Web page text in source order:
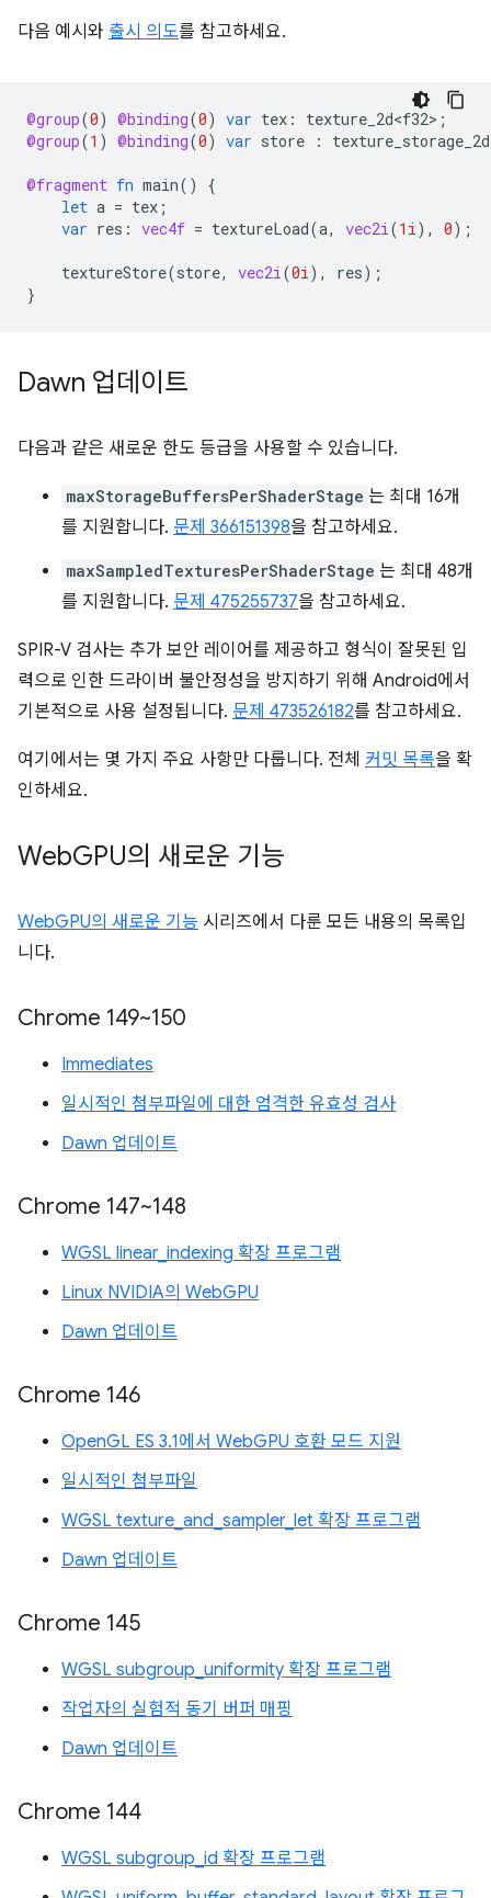
다음 예시와 출시 의도를 참고하세요.
@group(0) @binding(0) var tex : texture_2d<f32> ;
@group(1 ) @binding(0) var store :
@fragment fn main()
{
let a = tex ;
var res : vec4f = textureLoad(a, vec2i(1i), 0);
textureStore(store, vec2i(0i), res);
}
Dawn 업데이트
다음과 같은 새로운 한도 등급을 사용할 수 있습니다.
maxStorageBuffersPerShaderStage 는 최대 16개
를 지원합니다. 문제 366151398을 참고하세요.
maxSampledTexturesPerShaderStage 는 최대 48개
를 지원합니다. 문제 475255737을 참고하세요.
SPIR-V 검사는 추가 보안 레이어를 제공하고 형식이 잘못된 입
력으로 인한 드라이버 불안정성을 방지하기 위해 Android에서
기본적으로 사용 설정됩니다. 문제 473526182를 참고하세요.
여기에서는 몇 가지 주요 사항만 다룹니다. 전체 커밋 목록을 확
인하세요.
WebGPU의 새로운 기능
WebGPU의 새로운 기능 시리즈에서 다룬 모든 내용의 목록입
니다.
Chrome 149~150
Immediates
일시적인 첨부파일에 대한 엄격한 유효성 검사
Dawn 업데이트
Chrome 147~148
WGSL linear_indexing 확장 프로그램
Linux NVIDIA의 WebGPU
Dawn 업데이트
Chrome 146
OpenGL ES 3.1에서 WebGPU 호환 모드 지원
일시적인 첨부파일
WGSL texture_and_sampler_let 확장 프로그램
Dawn 업데이트
Chrome 145
WGSL subgroup_uniformity 확장 프로그램
작업자의 실험적 동기 버퍼 매핑
Dawn 업데이트
Chrome 144
WGSL subgroup_id 확장 프로그램